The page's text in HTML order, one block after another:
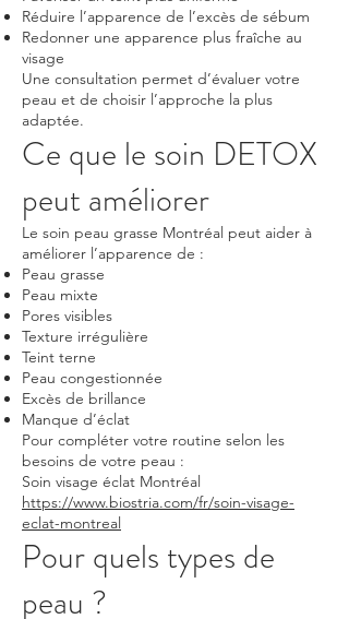
Réduire l’apparence de l’excès de sébum
Redonner une apparence plus fraîche au
visage
Une consultation permet d’évaluer votre
peau et de choisir l’approche la plus
adaptée.
Ce que le soin DETOX
peut améliorer
Le soin peau grasse Montréal peut aider à
améliorer l’apparence de :
Peau grasse
Peau mixte
Pores visibles
Texture irrégulière
Teint terne
Peau congestionnée
Excès de brillance
Manque d’éclat
Pour compléter votre routine selon les
besoins de votre peau :
Soin visage éclat Montréal
https://www.biostria.com/fr/soin-visage-
eclat-montreal
Pour quels types de
peau ?